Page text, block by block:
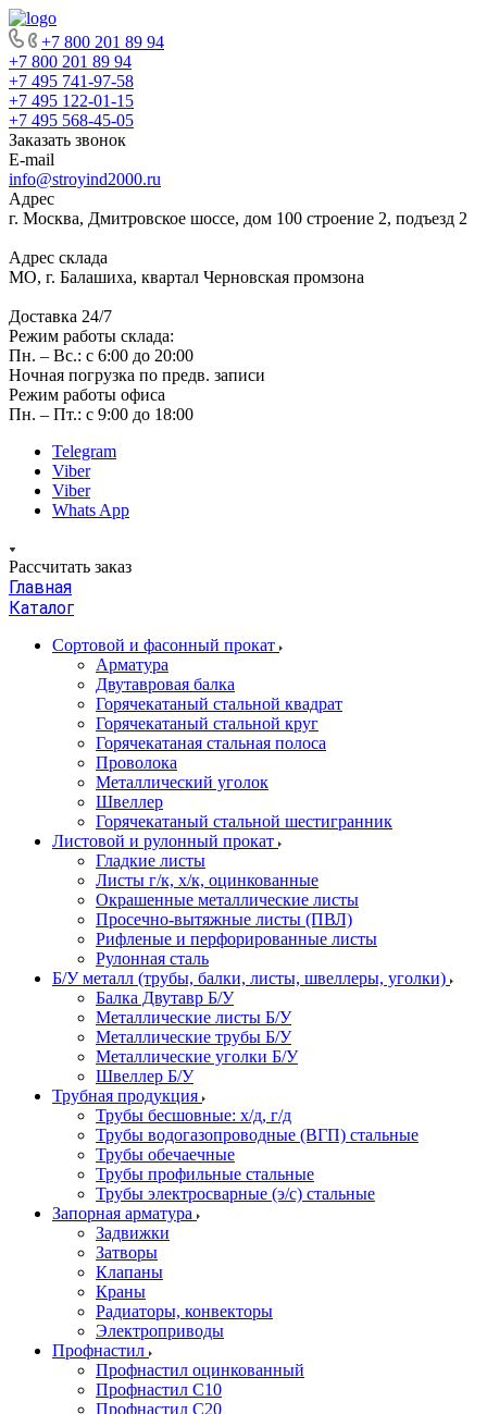
+7 800 201 89 94
+7 800 201 89 94
+7 495 741-97-58
+7 495 122-01-15
+7 495 568-45-05
Заказать звонок
E-mail
info@stroyind2000.ru
Адрес
г. Москва, Дмитровское шоссе, дом 100 строение 2, подъезд 2
Адрес склада
МО, г. Балашиха, квартал Черновская промзона
Доставка 24/7
Режим работы склада:
Пн. – Вс.: с 6:00 до 20:00
Ночная погрузка по предв. записи
Режим работы офиса
Пн. – Пт.: с 9:00 до 18:00
Telegram
Viber
Viber
Whats App
Рассчитать заказ
Главная
Каталог
Сортовой и фасонный прокат
Арматура
Двутавровая балка
Горячекатаный стальной квадрат
Горячекатаный стальной круг
Горячекатаная стальная полоса
Проволока
Металлический уголок
Швеллер
Горячекатаный стальной шестигранник
Листовой и рулонный прокат
Гладкие листы
Листы г/к, х/к, оцинкованные
Окрашенные металлические листы
Просечно-вытяжные листы (ПВЛ)
Рифленые и перфорированные листы
Рулонная сталь
Б/У металл (трубы, балки, листы, швеллеры, уголки)
Балка Двутавр Б/У
Металлические листы Б/У
Металлические трубы Б/У
Металлические уголки Б/У
Швеллер Б/У
Трубная продукция
Трубы бесшовные: х/д, г/д
Трубы водогазопроводные (ВГП) стальные
Трубы обечаечные
Трубы профильные стальные
Трубы электросварные (э/с) стальные
Запорная арматура
Задвижки
Затворы
Клапаны
Краны
Радиаторы, конвекторы
Электроприводы
Профнастил
Профнастил оцинкованный
Профнастил С10
Профнастил С20